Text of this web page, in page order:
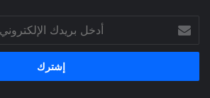
بريدك
الإلكتروني